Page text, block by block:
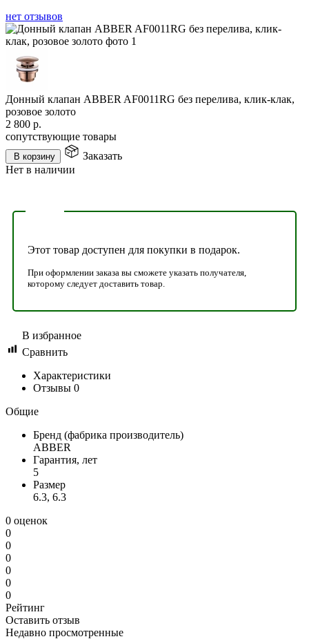
нет отзывов
Донный клапан ABBER AF0011RG без перелива, клик-клак,
розовое золото
2 800 р.
сопутствующие товары
В корзину
Заказать
Нет в наличии
Этот товар доступен для покупки в подарок.
При оформлении заказа вы сможете указать получателя,
которому следует доставить товар.
В избранное
Сравнить
Характеристики
Отзывы 0
Общие
Бренд (фабрика производитель)
ABBER
Гарантия, лет
5
Размер
6.3, 6.3
0 оценок
0
0
0
0
0
0
Рейтинг
Оставить отзыв
Недавно просмотренные